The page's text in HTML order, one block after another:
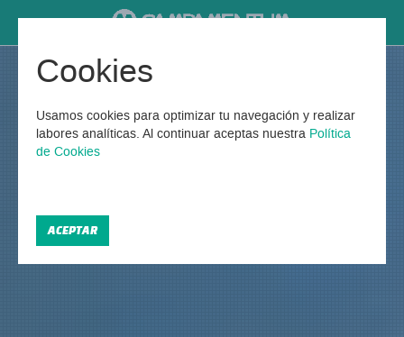
Cookies
Usamos cookies para optimizar tu navegación y realizar
labores analíticas. Al continuar aceptas nuestra Política
de Cookies
ACEPTAR